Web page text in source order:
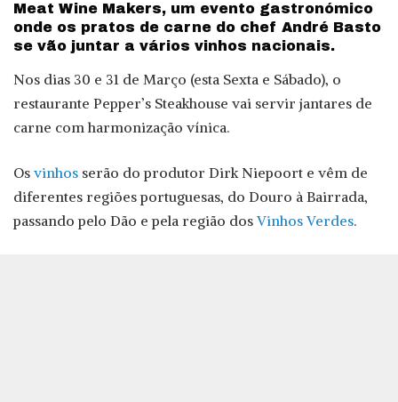
Meat Wine Makers, um evento gastronómico
onde os pratos de carne do chef André Basto
se vão juntar a vários vinhos nacionais.
Nos dias 30 e 31 de Março (esta Sexta e Sábado), o
restaurante Pepper’s Steakhouse vai servir jantares de
carne com harmonização vínica.
Os vinhos serão do produtor Dirk Niepoort e vêm de
diferentes regiões portuguesas, do Douro à Bairrada,
passando pelo Dão e pela região dosVinhos Verdes.